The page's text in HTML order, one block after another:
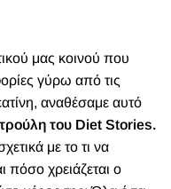
μας κοινού που
γύρω από τις
αναθέσαμε αυτό
του Diet Stories.
με το τι να
πόσο χρειάζεται ο